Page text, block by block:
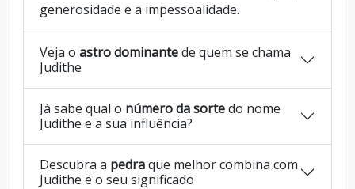
generosidade e a impessoalidade.
Veja o astro dominantede quem se chama
Judithe
Já sabe qual o número da sortedo nome
Judithe e a sua influência?
Descubra a pedraque melhor combina com
Judithe e o seu significado